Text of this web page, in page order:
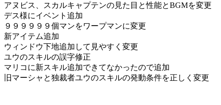
アヌビス、スカルキャプテンの見た目と性能とBGMを変更
デス様にイベント追加
９９９９９９個マンをワープマンに変更
新アイテム追加
ウィンドウ下地追加して見やすく変更
ユウのスキルの誤字修正
マリコに新スキル追加できてなかったので追加
旧マーシャと独裁者ユウのスキルの発動条件を正しく変更